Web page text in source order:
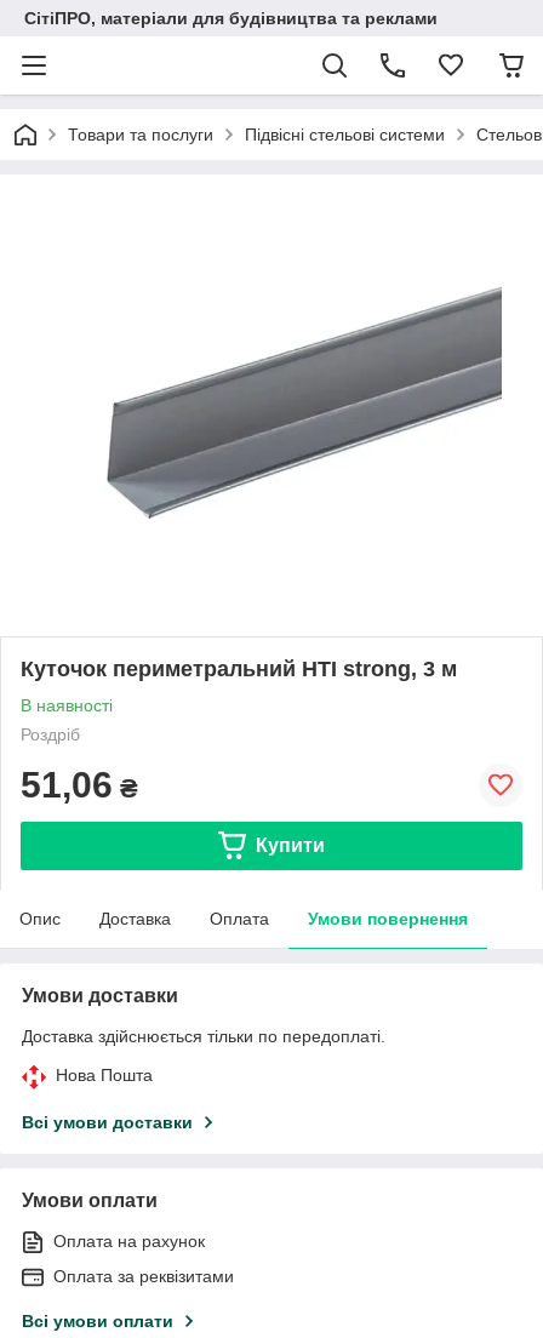
СітіПРО, матеріали для будівництва та реклами
Товари та послуги Підвісні стельові системи
Куточок периметральний HTI strong, 3 м
В наявності
Роздріб
51,06 ₴
Купити
Опис Доставка Оплата Умови повернення
Умови доставки
Доставка здійснюється тільки по передоплаті.
Нова Пошта
Всі умови доставки
Умови оплати
Оплата на рахунок
Оплата за реквізитами
Всі умови оплати